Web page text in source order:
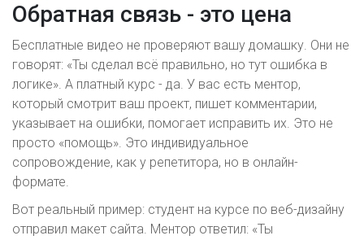
Обратная связь - это цена
Бесплатные видео не проверяют вашу домашку. Они не
говорят: «Ты сделал всё правильно, но тут ошибка в
логике». А платный курс - да. У вас есть ментор,
который смотрит ваш проект, пишет комментарии,
указывает на ошибки, помогает исправить их. Это не
просто «помощь». Это индивидуальное
сопровождение, как у репетитора, но в онлайн-
формате.
Вот реальный пример: студент на курсе по веб-дизайну
отправил макет сайта. Ментор ответил: «Ты